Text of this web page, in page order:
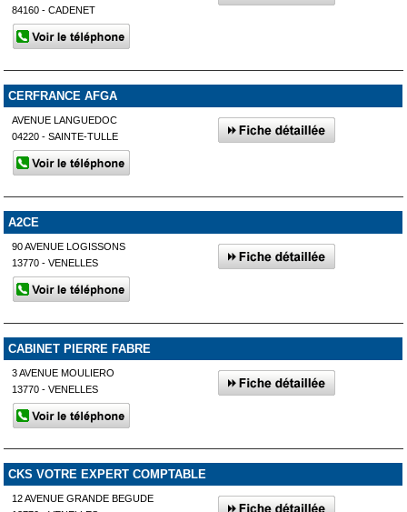
84160 - CADENET
CERFRANCE AFGA
AVENUE LANGUEDOC
04220 - SAINTE-TULLE
A2CE
90 AVENUE LOGISSONS
13770 - VENELLES
CABINET PIERRE FABRE
3 AVENUE MOULIERO
13770 - VENELLES
CKS VOTRE EXPERT COMPTABLE
12 AVENUE GRANDE BEGUDE